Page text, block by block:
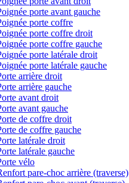
porte avant gauche
porte coffre
porte coffre droit
porte coffre gauche
porte latérale droit
porte latérale gauche
arrière droit
arrière gauche
avant droit
avant gauche
de coffre droit
de coffre gauche
latérale droit
latérale gauche
vélo
pare-choc arrière (traverse)